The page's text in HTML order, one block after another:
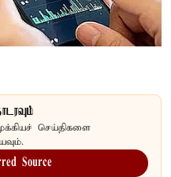
செய்திகளை
Source